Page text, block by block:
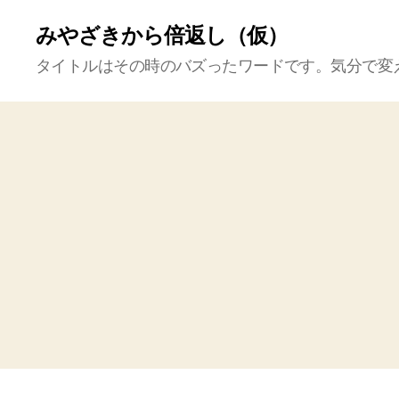
みやざきから倍返し（仮）
タイトルはその時のバズったワードです。気分で変